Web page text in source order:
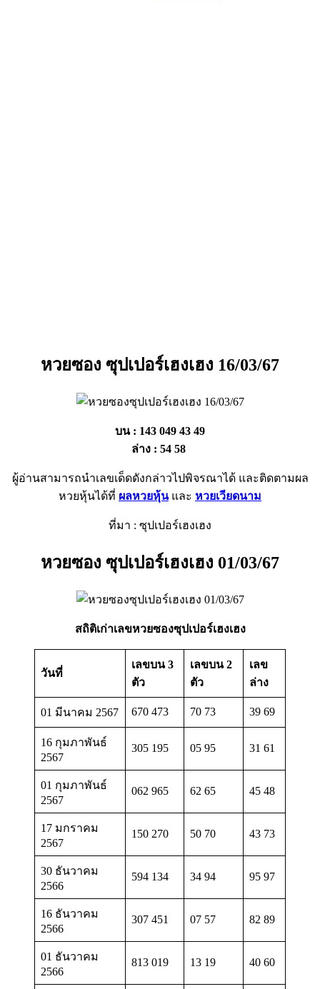
หวยซอง ซุปเปอร์เฮงเฮง 16/03/67
บน : 143 049 43 49
ล่าง : 54 58
ผู้อ่านสามารถนำเลขเด็ดดังกล่าวไปพิจรณาได้ และติดตามผล
หวยหุ้นได้ที่ ผลหวยหุ้นและ หวยเวียดนาม
ที่มา : ซุปเปอร์เฮงเฮง
หวยซอง ซุปเปอร์เฮงเฮง 01/03/67
สถิติเก่าเลขหวยซองซุปเปอร์เฮงเฮง
วันที่
เลขบน 3
ตัว
เลขบน 2
ตัว
เลข
ล่าง
01 มีนาคม 2567 670 473 70 73 39 69
16 กุมภาพันธ์
2567
305 195 05 95 31 61
01 กุมภาพันธ์
2567
062 965 62 65 45 48
17 มกราคม
2567
150 270 50 70 43 73
30 ธันวาคม
2566
594 134 34 94 95 97
16 ธันวาคม
2566
307 451 07 57 82 89
01 ธันวาคม
2566
813 019 13 19 40 60